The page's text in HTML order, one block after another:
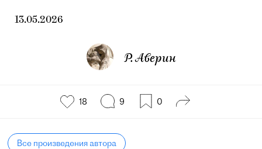
13.05.2026
Р. Аверин
18 9 0
Все произведения автора